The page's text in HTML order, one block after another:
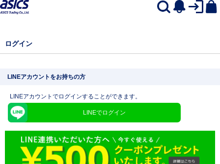
ログイン
LINEアカウントをお持ちの方
LINEアカウントでログインすることができます。
LINEでログイン